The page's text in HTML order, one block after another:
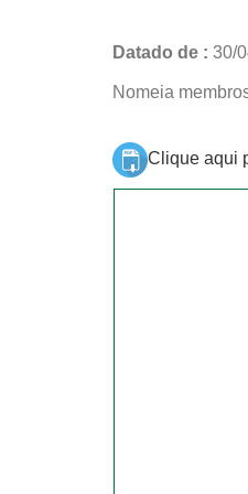
Datado de : 30/
Nomeia
Clique aqui